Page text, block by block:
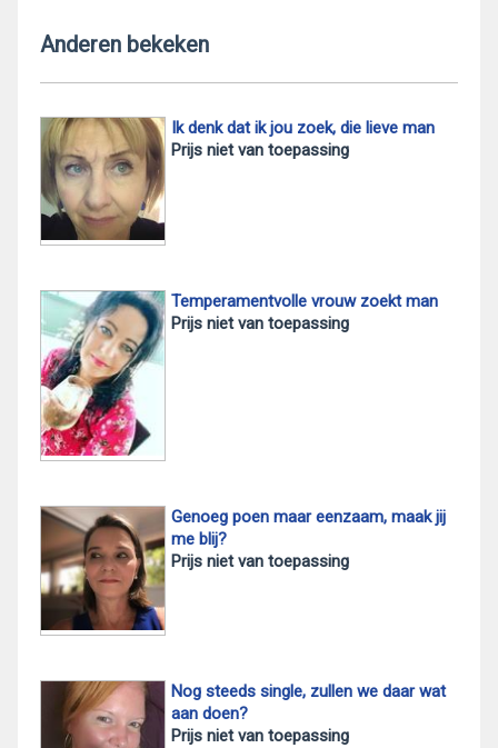
Anderen bekeken
Ik denk dat ik jou zoek, die lieve man
Prijs niet van toepassing
Temperamentvolle vrouw zoekt man
Prijs niet van toepassing
Genoeg poen maar eenzaam, maak jij
me blij?
Prijs niet van toepassing
Nog steeds single, zullen we daar wat
aan doen?
Prijs niet van toepassing